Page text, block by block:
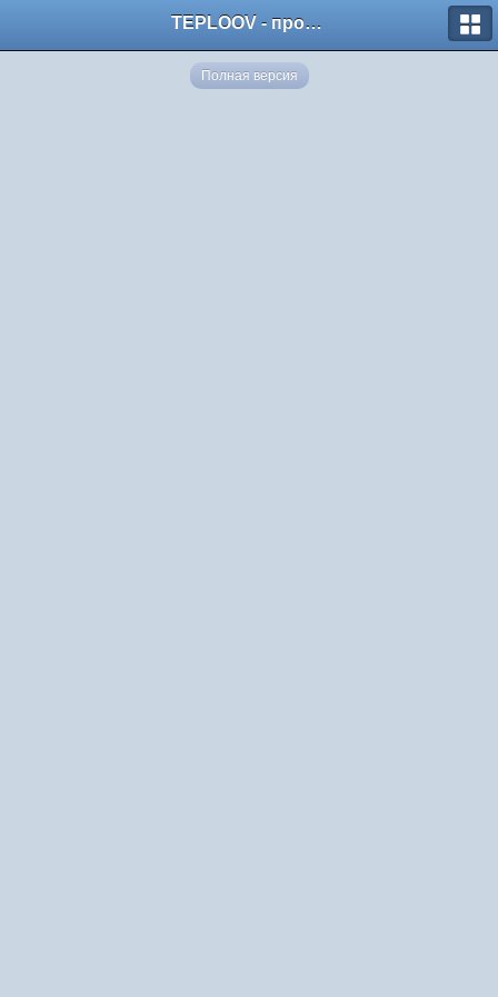
TEPLOOV - программный комплекс для расчёта систем отопления и вентиляции
Полная версия